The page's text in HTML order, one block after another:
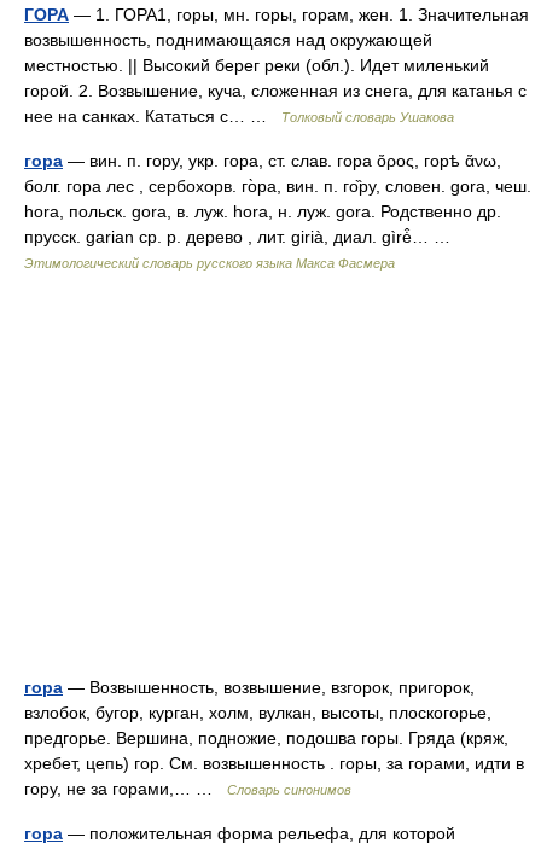
ГОРА — 1. ГОРА1, горы, мн. горы, горам, жен. 1. Значительная
возвышенность, поднимающаяся над окружающей
местностью. || Высокий берег реки (обл.). Идет миленький
горой. 2. Возвышение, куча, сложенная из снега, для катанья с
нее на санках. Кататься с… …
Толковый словарь Ушакова
гора — вин. п. гору, укр. гора, ст. слав. гора ὄρος, горѣ ἄνω,
болг. гора лес , сербохорв. го̀ра, вин. п. го̏ру, словен. gora, чеш.
hora, польск. gora, в. луж. hora, н. луж. gora. Родственно др.
прусск. garian ср. р. дерево , лит. girià, диал. gìrė̂… …
Этимологический словарь русского языка Макса Фасмера
гора — Возвышенность, возвышение, взгорок, пригорок,
взлобок, бугор, курган, холм, вулкан, высоты, плоскогорье,
предгорье. Вершина, подножие, подошва горы. Гряда (кряж,
хребет, цепь) гор. См. возвышенность . горы, за горами, идти в
гору, не за горами,… …
Словарь синонимов
гора — положительная форма рельефа, для которой